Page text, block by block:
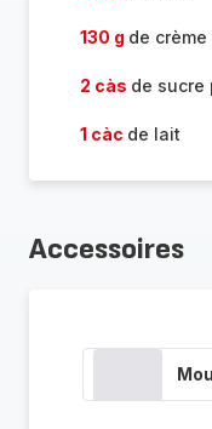
130 g de
2 càs de sucre
1 càc de lait
Accessoires